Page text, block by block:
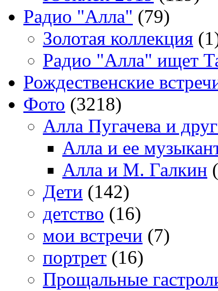
Радио "Алла" (79)
Золотая коллекция
Радио "Алла" ищет
Рождественские
Фото (3218)
Алла Пугачева и
Алла и ее
Алла и М. Галкин
Дети (142)
детство (16)
мои встречи (7)
портрет (16)
Прощальные